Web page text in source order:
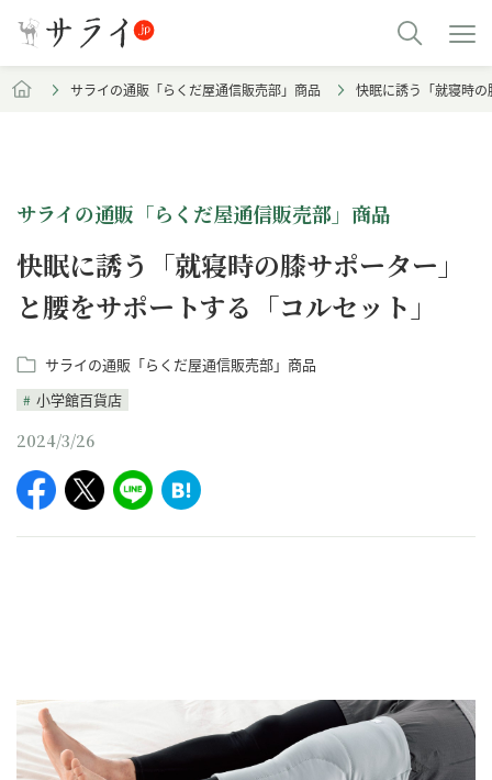
サライの通販「らくだ屋通信販売部」商品 快眠に誘う「就寝時
サライの通販「らくだ屋通信販売部」商品
快眠に誘う「就寝時の膝サポーター」
と腰をサポートする「コルセット」
サライの通販「らくだ屋通信販売部」商品
小学館百貨店
2024/3/26